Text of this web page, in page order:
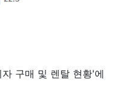
구매 및 렌탈 현황'에